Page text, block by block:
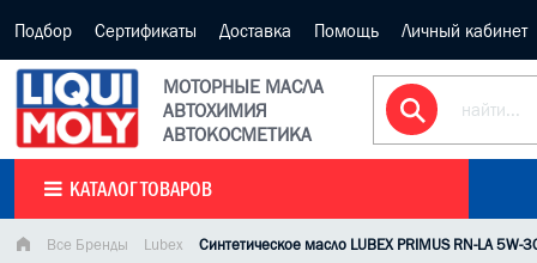
Подбор Сертификаты Доставка Помощь Личный кабинет
МОТОРНЫЕ МАСЛА
АВТОХИМИЯ
АВТОКОСМЕТИКА
КАТАЛОГ ТОВАРОВ
Все Бренды Lubex Синтетическое масло LUBEX PRIMUS RN-LA 5W-